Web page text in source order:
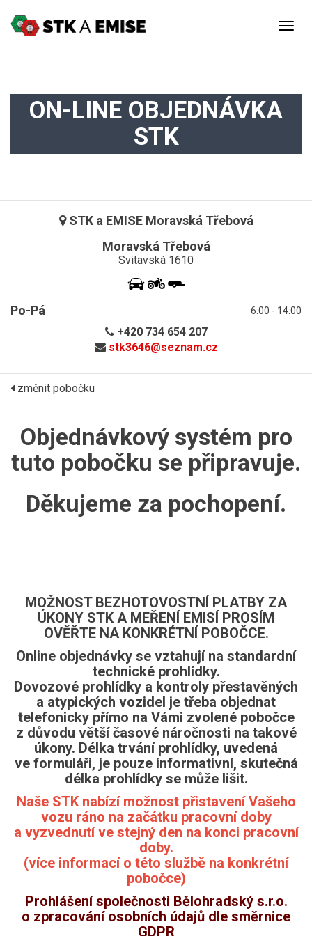
ON-LINE OBJEDNÁVKA
STK
STK a EMISE Moravská Třebová
Moravská Třebová
Svitavská 1610
Po-Pá 6:00 - 14:00
+420 734 654 207
stk3646@seznam.cz
změnit pobočku
Objednávkový systém pro
tuto pobočku se připravuje.
Děkujeme za pochopení.
MOŽNOST BEZHOTOVOSTNÍ PLATBY ZA
ÚKONY STK A MEŘENÍ EMISÍ PROSÍM
OVĚŘTE NA KONKRÉTNÍ POBOČCE.
Online objednávky se vztahují na standardní
technické prohlídky.
Dovozové prohlídky a kontroly přestavěných
a atypických vozidel je třeba objednat
telefonicky přímo na Vámi zvolené pobočce
z důvodu větší časové náročnosti na takové
úkony. Délka trvání prohlídky, uvedená
ve formuláři, je pouze informativní, skutečná
délka prohlídky se může lišit.
Naše STK nabízí možnost přistavení Vašeho
vozu ráno na začátku pracovní doby
a vyzvednutí ve stejný den na konci pracovní
doby.
(více informací o této službě na konkrétní
pobočce)
Prohlášení společnosti Bělohradský s.r.o.
o zpracování osobních údajů dle směrnice
GDPR